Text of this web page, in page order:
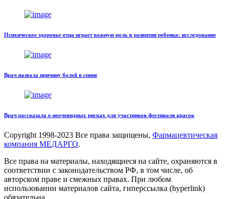
Психическое здоровье отца играет важную роль в развитии ребенка: исследование
Врач назвала причину болей в спине
Врач рассказала о неочевидных рисках для участников фестиваля красок
Copyright 1998-2023 Все права защищены, Фармацевтическая
компания МЕДАРГО.
Все права на материалы, находящиеся на сайте, охраняются в
соответствии с законодательством РФ, в том числе, об
авторском праве и смежных правах. При любом
использовании материалов сайта, гиперссылка (hyperlink)